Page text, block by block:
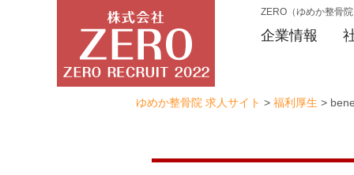
ZERO（ゆめか整骨
企業情報
ゆめか整骨院 求人サイト > 福利厚生 >